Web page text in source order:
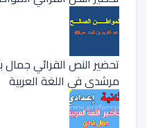
تحضير النص القرائي جمال
مرشدي في اللغة العربية